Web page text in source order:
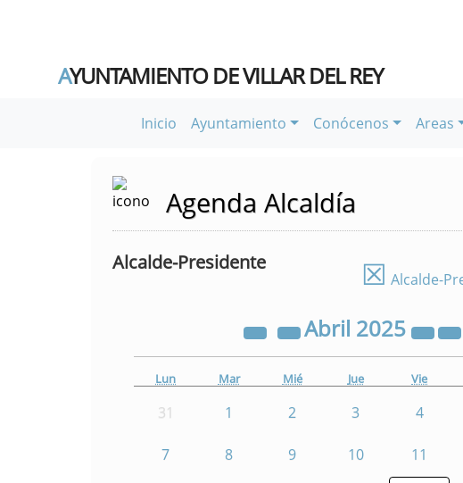
AYUNTAMIENTO DE VILLAR DEL REY
Inicio Ayuntamiento Conócenos Areas
Agenda Alcaldía
Alcalde-Presidente ☒ Alcalde-
Abril 2025
Lun Mar Mié Jue Vie
31 1 2 3 4
7 8 9 10 11